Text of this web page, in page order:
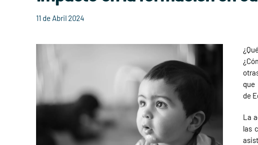
11 de Abril 2024
de
La
las